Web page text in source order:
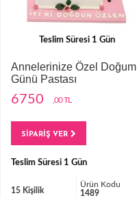
Teslim Süresi 1 Gün
Annelerinize Özel Doğum
Günü Pastası
6750 ,00 TL
SİPARİŞ VER
Teslim Süresi 1 Gün
15 Kişilik
Ürün Kodu
1489